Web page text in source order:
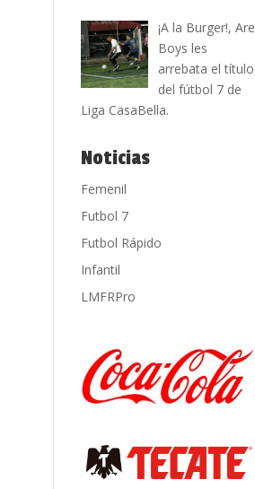
¡A la Burger!, Are
Boys les
arrebata el título
del fútbol 7 de
Liga CasaBella.
Noticias
Femenil
Futbol 7
Futbol Rápido
Infantil
LMFRPro